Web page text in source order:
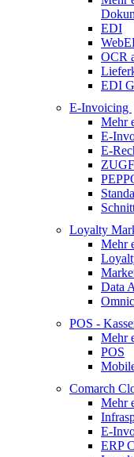
EDI
OCR
EDI
E-Invoicing
Mehr
E-
E-
Loyalty
Mehr
Data
POS -
Mehr
POS
Comarch
Mehr
E-
ERP